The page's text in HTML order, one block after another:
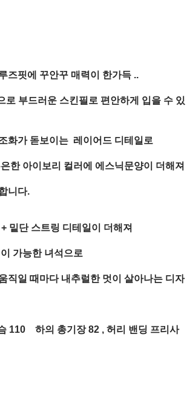
즈핏에 꾸안꾸 매력이 한가득 ..
로 부드러운 스킨필로 편안하게 입을 수 있
화가 돋보이는 레이어드 디테일로
한 아이보리 컬러에 에스닉문양이 더해져
니다.
밑단 스트링 디테일이 더해져
가능한 녀석으로
직일 때마다 내추럴한 멋이 살아나는 디자
110 하의 총기장 82 , 허리 밴딩 프리사